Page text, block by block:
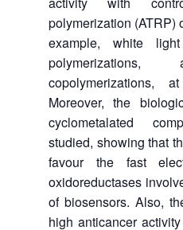
polymerization (ATRP)
example, white
copolymerizations,
Moreover, the
cyclometalated
studied, showing that
favour the fast
oxidoreductases
of biosensors. Also,
high anticancer